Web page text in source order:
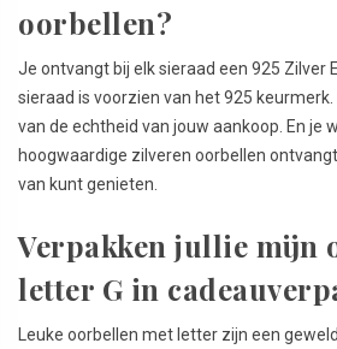
oorbellen?
Je ontvangt bij elk sieraad een 925 Zilver
sieraad is voorzien van het 925
van de echtheid van jouw aankoop. En je
hoogwaardige zilveren oorbellen
van kunt genieten.
Verpakken jullie mijn
letter G in
Leuke oorbellen met letter zijn een